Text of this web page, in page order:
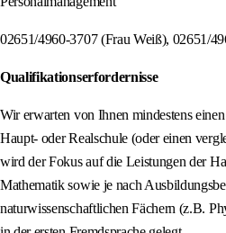
02651/4960-3707 (Frau Weiß), 02651/
Qualifikationserfordernisse
Wir erwarten von Ihnen mindestens
Haupt- oder Realschule (oder einen
wird der Fokus auf die Leistungen der
Mathematik sowie je nach
naturwissenschaftlichen Fächern (z.B.